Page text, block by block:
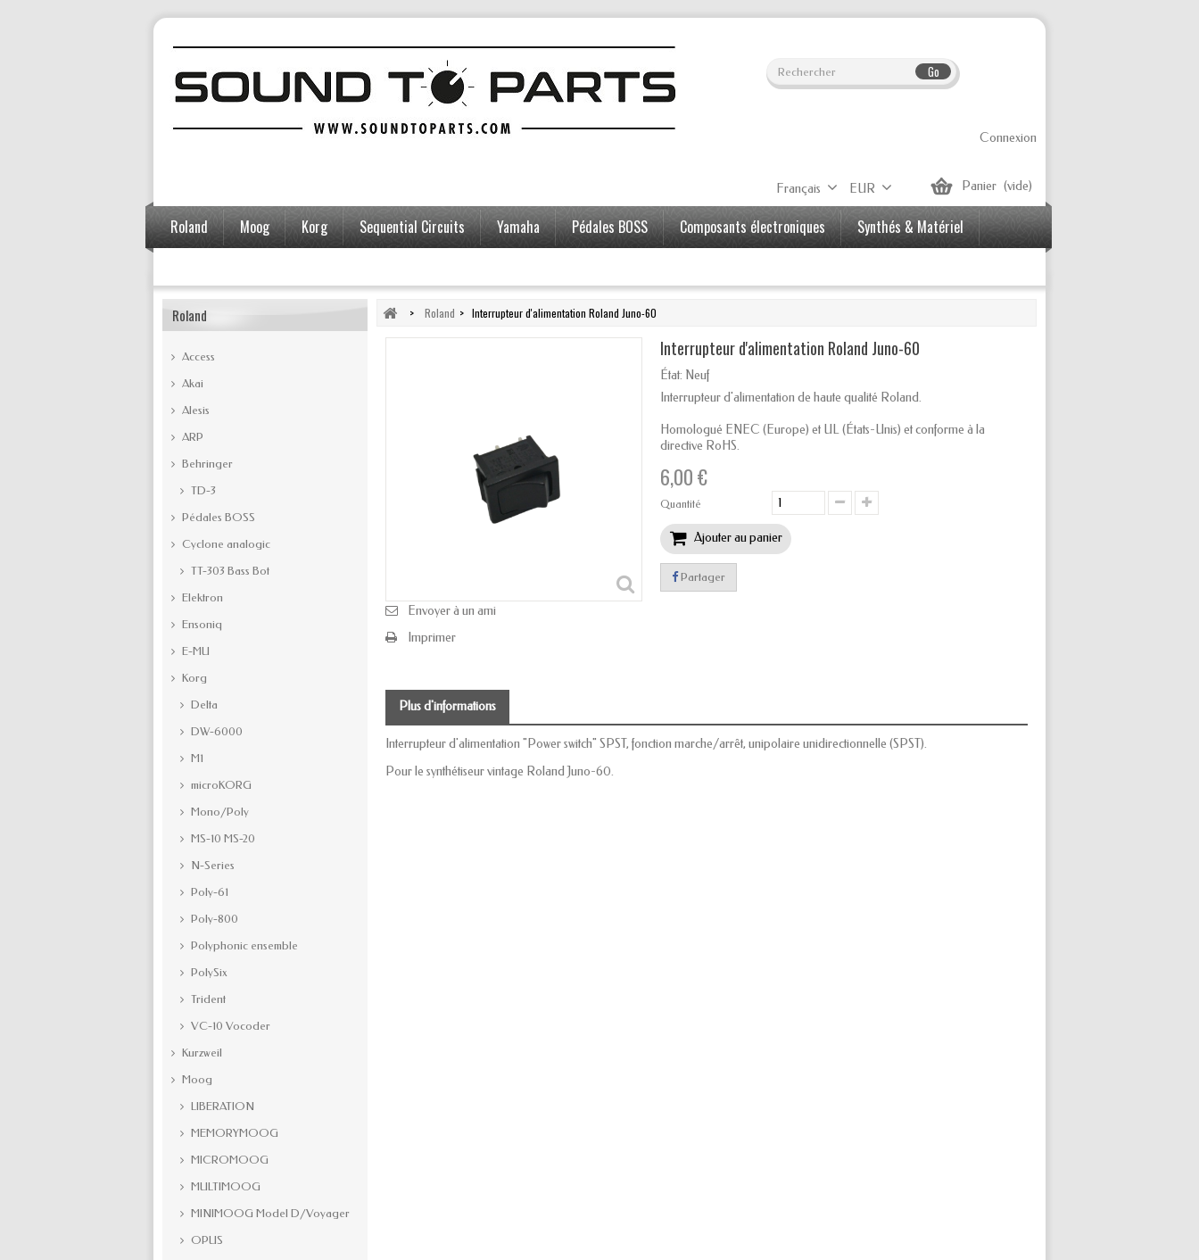
Go
Connexion
Panier (vide)
EUR
Français
Roland Moog Korg Sequential Circuits Yamaha Pédales BOSS Composants électroniques
Synthés & Matériel
Roland
Access
Akai
Alesis
ARP
Behringer
TD-3
Pédales BOSS
Cyclone analogic
TT-303 Bass Bot
Elektron
Ensoniq
E-MU
Korg
Delta
DW-6000
M1
microKORG
Mono/Poly
MS-10 MS-20
N-Series
Poly-61
Poly-800
Polyphonic ensemble
PolySix
Trident
VC-10 Vocoder
Kurzweil
Moog
LIBERATION
MEMORYMOOG
MICROMOOG
MULTIMOOG
MINIMOOG Model D/Voyager
OPUS
> Roland > Interrupteur d'alimentation Roland Juno-60
Envoyer à un ami
Imprimer
Interrupteur d'alimentation Roland Juno-60
État: Neuf
Interrupteur d'alimentation de haute qualité Roland.
Homologué ENEC (Europe) et UL (États-Unis) et conforme à la
directive RoHS.
6,00 €
Quantité
Ajouter au panier
Partager
Plus d'informations
Interrupteur d'alimentation "Power switch" SPST, fonction marche/arrêt, unipolaire unidirectionnelle (SPST).
Pour le synthétiseur vintage Roland Juno-60.